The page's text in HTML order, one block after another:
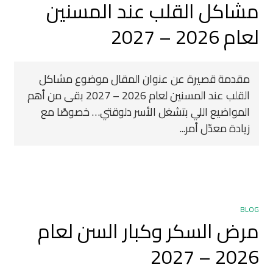
مشاكل القلب عند المسنين
لعام 2026 – 2027
مقدمة قصيرة عن عنوان المقال موضوع مشاكل
القلب عند المسنين لعام 2026 – 2027 بقى من أهم
المواضيع اللي بتشغل الأسر دلوقتي… خصوصًا مع
زيادة معدّل أمر...
BLOG
مرض السكر وكبار السن لعام
2026 – 2027